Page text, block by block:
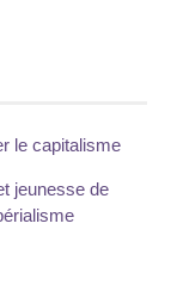
le capitalisme
jeunesse de